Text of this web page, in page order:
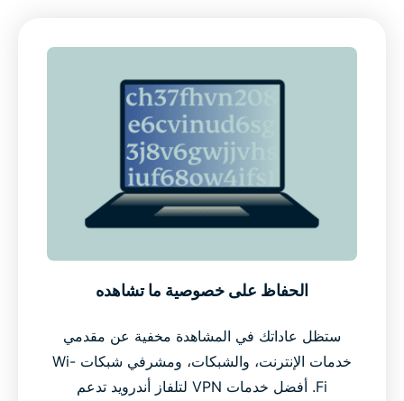
ميزات ExpressVPN الرئيسية على تلفاز أندرويد
تعمل على أجهزة تلفاز أندرويد والأجهزة الأخرى
ماذا يقول الناس عن ExpressVPN
الحفاظ على خصوصية ما تشاهده
ستظل عاداتك في المشاهدة مخفية عن مقدمي
خدمات الإنترنت، والشبكات، ومشرفي شبكات Wi-
Fi. أفضل خدمات VPN لتلفاز أندرويد تدعم